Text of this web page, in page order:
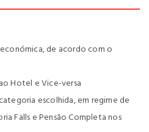
económica, de acordo com o
Hotel e Vice-versa
escolhida, em regime de
Falls e Pensão Completa nos